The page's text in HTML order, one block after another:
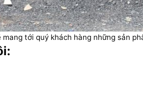
tới quý khách hàng những sản